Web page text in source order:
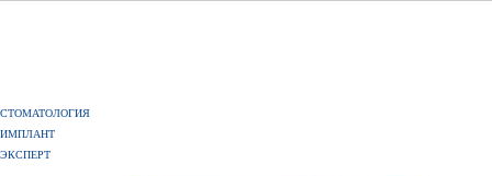
СТОМАТОЛОГИЯ
ИМПЛАНТ
ЭКСПЕРТ